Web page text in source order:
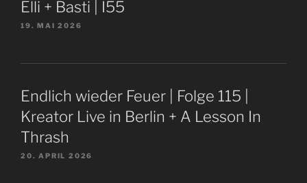
Elli + Basti | I55
19. MAI 2026
Endlich wieder Feuer | Folge 115 |
Kreator Live in Berlin + A Lesson In
Thrash
20. APRIL 2026